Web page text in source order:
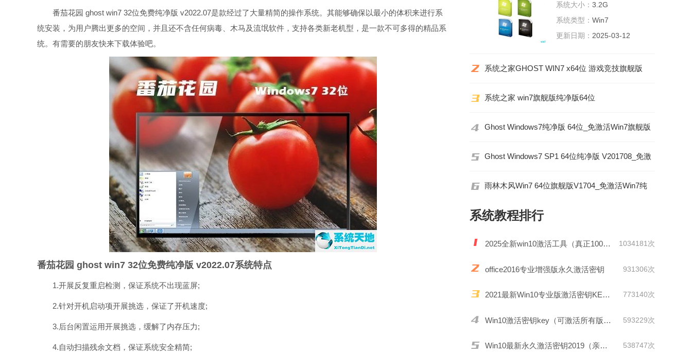
番茄花园 ghost win7 32位免费纯净版 v2022.07是款经过了大量精简的操作系统。其能够确保以最小的体积来进行系
统安装，为用户腾出更多的空间，并且还不含任何病毒、木马及流氓软件，支持各类新老机型，是一款不可多得的精品系
统。有需要的朋友快来下载体验吧。
番茄花园 ghost win7 32位免费纯净版 v2022.07系统特点
1.开展反复重启检测，保证系统不出现蓝屏;
2.针对开机启动项开展挑选，保证了开机速度;
3.后台闲置运用开展挑选，缓解了内存压力;
4.自动扫描残余文档，保证系统安全精简;
系统大小： 3.2G
系统类型： Win7
更新日期： 2025-03-12
系统之家GHOST WIN7 x64位 游戏竞技旗舰版
系统之家 win7旗舰版纯净版64位
Ghost Windows7纯净版 64位_免激活Win7旗舰版
Ghost Windows7 SP1 64位纯净版 V201708_免激
雨林木风Win7 64位旗舰版V1704_免激活Win7纯
系统教程排行
2025全新win10激活工具（真正100%激活） 1034181次
office2016专业增强版永久激活密钥 931306次
2021最新Win10专业版激活密钥KEY推荐 773140次
Win10激活密钥key（可激活所有版本） 593229次
Win10最新永久激活密钥2019（亲测有效） 538747次